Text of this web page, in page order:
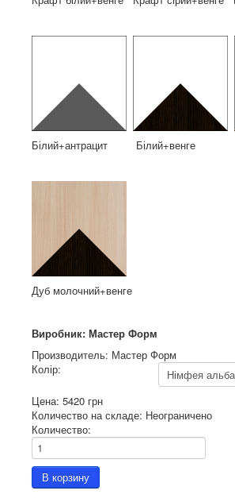
Білий+антрацит Білий+венге
Дуб молочний+венге
Виробник: Мастер Форм
Производитель: Мастер Форм
Колір:
Цена: 5420 грн
Количество на складе: Неограничено
Количество: